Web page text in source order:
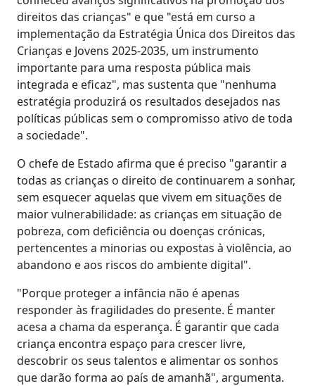
direitos das crianças" e que "está em curso a
implementação da Estratégia Única dos Direitos das
Crianças e Jovens 2025-2035, um instrumento
importante para uma resposta pública mais
integrada e eficaz", mas sustenta que "nenhuma
estratégia produzirá os resultados desejados nas
políticas públicas sem o compromisso ativo de toda
a sociedade".
O chefe de Estado afirma que é preciso "garantir a
todas as crianças o direito de continuarem a sonhar,
sem esquecer aquelas que vivem em situações de
maior vulnerabilidade: as crianças em situação de
pobreza, com deficiência ou doenças crónicas,
pertencentes a minorias ou expostas à violência, ao
abandono e aos riscos do ambiente digital".
"Porque proteger a infância não é apenas
responder às fragilidades do presente. É manter
acesa a chama da esperança. É garantir que cada
criança encontra espaço para crescer livre,
descobrir os seus talentos e alimentar os sonhos
que darão forma ao país de amanhã", argumenta.